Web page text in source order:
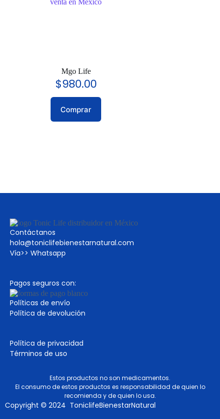
Mgo Life
$980.00
Comprar
Contáctanos
hola@toniclifebienestarnatural.com
Vía>> Whatsapp
Pagos seguros con:
Políticas de envío
Política de devolución
Política de privacidad
Términos de uso
Estos productos no son medicamentos.
El consumo de estos productos es responsabilidad de quien lo
recomienda y de quien lo usa.
Copyright © 2024 ToniclifeBienestarNatural